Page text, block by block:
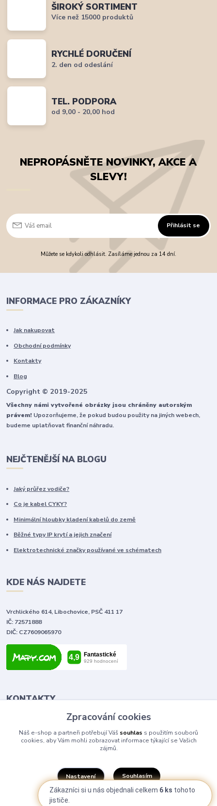
ŠIROKÝ SORTIMENT
Více než 15000 produktů
RYCHLÉ DORUČENÍ
2. den od odeslání
TEL. PODPORA
od 9,00 - 20,00 hod
NEPROPÁSNĚTE NOVINKY, AKCE A
SLEVY!
Přihlásit se
Můžete se kdykoli odhlásit. Zasíláme jednou za 14 dní.
INFORMACE PRO ZÁKAZNÍKY
Jak nakupovat
Obchodní podmínky
Kontakty
Blog
Copyright © 2019-2025
Všechny námi vytvořené obrázky jsou chráněny autorským
právem! Upozorňujeme, že pokud budou použity na jiných webech,
budeme uplatňovat finanční náhradu.
NEJČTENĚJŠÍ NA BLOGU
Jaký průřez vodiče?
Co je kabel CYKY?
Minimální hloubky kladení kabelů do země
Běžné typy IP krytí a jejich značení
Elektrotechnické značky používané ve schématech
KDE NÁS NAJDETE
Vrchlického 614, Libochovice, PSČ 411 17
IČ: 72571888
DIČ: CZ7609065970
KONTAKTY
Tomáš Vlček
+420 702 090 443
volejte od 9,00 - 20,00 hod
info@elektromaterial.cz
Zpracování cookies
Náš e-shop a partneři potřebují Váš souhlas s použitím souborů
cookies, aby Vám mohli zobrazovat informace týkající se Vašich
zájmů.
Nastavení Souhlasím
Souhlas můžete odmítnout
Zákazníci si u nás objednali celkem 6 ks tohoto
jističe.